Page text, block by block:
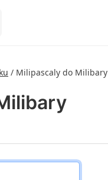
/ Milipascaly do Milibary